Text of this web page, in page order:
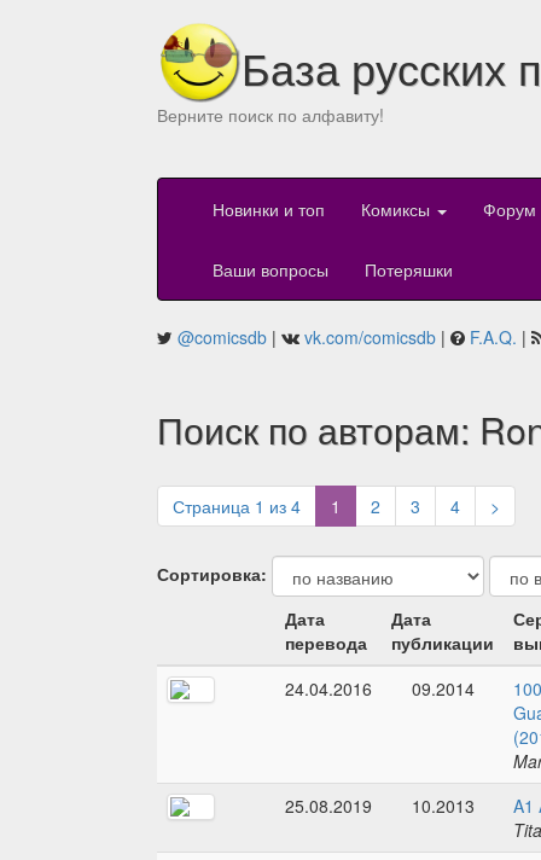
База русских
Верните поиск по алфавиту!
Новинки и топ Комиксы Форум
Ваши вопросы Потеряшки
@comicsdb | vk.com/comicsdb | F.A.Q. |
Поиск по авторам:
Страница 1 из 4 1 (current)
2 3 4 >
Сортировка:
Дата
перевода
Дата
публикации
24.04.2016
09.2014
25.08.2019
10.2013
A1